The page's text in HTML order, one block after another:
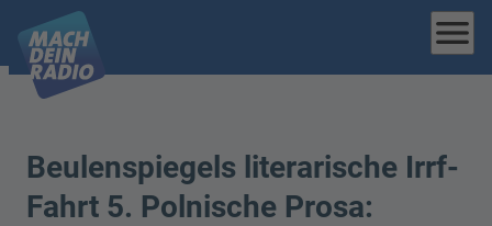
menu
Beulenspiegels literarische Irrf-
Fahrt 5. Polnische Prosa: